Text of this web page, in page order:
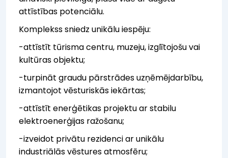
attīstības potenciālu.
Komplekss sniedz unikālu iespēju:
-attīstīt tūrisma centru, muzeju, izglītojošu vai
kultūras objektu;
-turpināt graudu pārstrādes uzņēmējdarbību,
izmantojot vēsturiskās iekārtas;
-attīstīt enerģētikas projektu ar stabilu
elektroenerģijas ražošanu;
-izveidot privātu rezidenci ar unikālu
industriālās vēstures atmosfēru;